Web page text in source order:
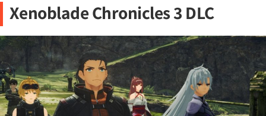
Xenoblade Chronicles 3 DLC